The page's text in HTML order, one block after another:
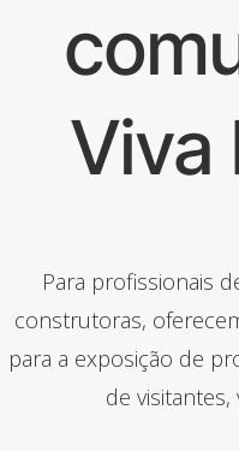
Viva
Para profissionais
construtoras,
para a exposição de
de